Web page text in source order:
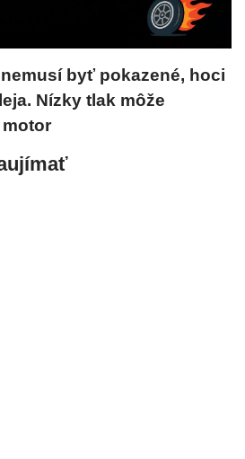
byť pokazené, hoci
Nízky tlak môže